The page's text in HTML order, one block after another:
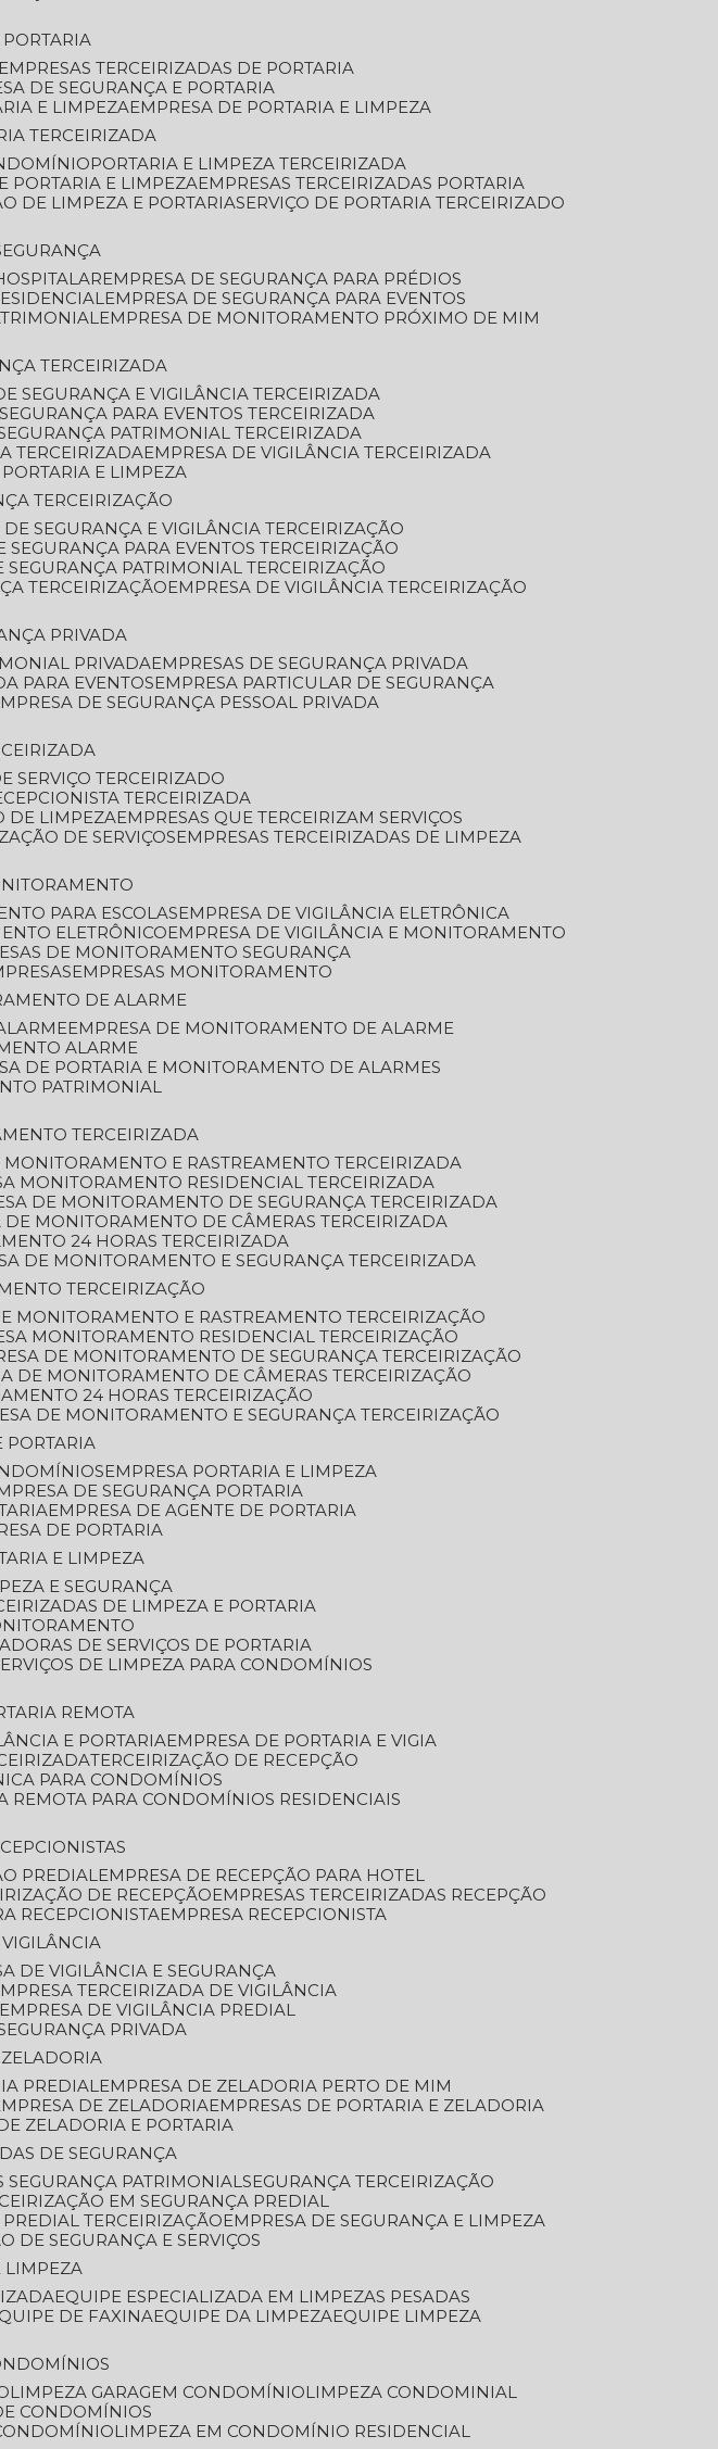
PORTARIA
EMPRESAS TERCEIRIZADAS DE PORTARIA
DE SEGURANÇA E PORTARIA
E LIMPEZA
EMPRESA DE PORTARIA E LIMPEZA
TERCEIRIZADA
PORTARIA E LIMPEZA TERCEIRIZADA
PORTARIA E LIMPEZA
EMPRESAS TERCEIRIZADAS PORTARIA
DE LIMPEZA E PORTARIA SERVIÇO DE PORTARIA TERCEIRIZADO
EMPRESA DE SEGURANÇA PARA PRÉDIOS
EMPRESA DE SEGURANÇA PARA EVENTOS
EMPRESA DE MONITORAMENTO PRÓXIMO DE MIM
TERCEIRIZADA
SEGURANÇA E VIGILÂNCIA TERCEIRIZADA
SEGURANÇA PARA EVENTOS TERCEIRIZADA
SEGURANÇA PATRIMONIAL TERCEIRIZADA
TERCEIRIZADA
EMPRESA DE VIGILÂNCIA TERCEIRIZADA
PORTARIA E LIMPEZA
TERCEIRIZAÇÃO
DE SEGURANÇA E VIGILÂNCIA TERCEIRIZAÇÃO
SEGURANÇA PARA EVENTOS TERCEIRIZAÇÃO
SEGURANÇA PATRIMONIAL TERCEIRIZAÇÃO
TERCEIRIZAÇÃO
EMPRESA DE VIGILÂNCIA TERCEIRIZAÇÃO
PRIVADA
PRIVADA
EMPRESAS DE SEGURANÇA PRIVADA
PARA EVENTOS
EMPRESA PARTICULAR DE SEGURANÇA
EMPRESA DE SEGURANÇA PESSOAL PRIVADA
SERVIÇO TERCEIRIZADO
TERCEIRIZADA
DE LIMPEZA
EMPRESAS QUE TERCEIRIZAM SERVIÇOS
DE SERVIÇOS
EMPRESAS TERCEIRIZADAS DE LIMPEZA
PARA ESCOLAS
EMPRESA DE VIGILÂNCIA ELETRÔNICA
ELETRÔNICO
EMPRESA DE VIGILÂNCIA E MONITORAMENTO
DE MONITORAMENTO SEGURANÇA
EMPRESAS MONITORAMENTO
DE ALARME
EMPRESA DE MONITORAMENTO DE ALARME
ALARME
DE PORTARIA E MONITORAMENTO DE ALARMES
PATRIMONIAL
TERCEIRIZADA
MONITORAMENTO E RASTREAMENTO TERCEIRIZADA
MONITORAMENTO RESIDENCIAL TERCEIRIZADA
DE MONITORAMENTO DE SEGURANÇA TERCEIRIZADA
DE MONITORAMENTO DE CÂMERAS TERCEIRIZADA
24 HORAS TERCEIRIZADA
DE MONITORAMENTO E SEGURANÇA TERCEIRIZADA
TERCEIRIZAÇÃO
MONITORAMENTO E RASTREAMENTO TERCEIRIZAÇÃO
MONITORAMENTO RESIDENCIAL TERCEIRIZAÇÃO
DE MONITORAMENTO DE SEGURANÇA TERCEIRIZAÇÃO
DE MONITORAMENTO DE CÂMERAS TERCEIRIZAÇÃO
24 HORAS TERCEIRIZAÇÃO
DE MONITORAMENTO E SEGURANÇA TERCEIRIZAÇÃO
PORTARIA
EMPRESA PORTARIA E LIMPEZA
DE SEGURANÇA PORTARIA
EMPRESA DE AGENTE DE PORTARIA
DE PORTARIA
E LIMPEZA
E SEGURANÇA
DE LIMPEZA E PORTARIA
DE SERVIÇOS DE PORTARIA
DE LIMPEZA PARA CONDOMÍNIOS
REMOTA
E PORTARIA
EMPRESA DE PORTARIA E VIGIA
TERCEIRIZAÇÃO DE RECEPÇÃO
PARA CONDOMÍNIOS
REMOTA PARA CONDOMÍNIOS RESIDENCIAIS
PREDIAL
EMPRESA DE RECEPÇÃO PARA HOTEL
DE RECEPÇÃO
EMPRESAS TERCEIRIZADAS RECEPÇÃO
RECEPCIONISTA
EMPRESA RECEPCIONISTA
VIGILÂNCIA
DE VIGILÂNCIA E SEGURANÇA
EMPRESA TERCEIRIZADA DE VIGILÂNCIA
EMPRESA DE VIGILÂNCIA PREDIAL
PRIVADA
ZELADORIA
PREDIAL
EMPRESA DE ZELADORIA PERTO DE MIM
EMPRESA DE ZELADORIA
EMPRESAS DE PORTARIA E ZELADORIA
DE ZELADORIA E PORTARIA
DE SEGURANÇA
SEGURANÇA PATRIMONIAL SEGURANÇA TERCEIRIZAÇÃO
EM SEGURANÇA PREDIAL
PREDIAL TERCEIRIZAÇÃO
EMPRESA DE SEGURANÇA E LIMPEZA
DE SEGURANÇA E SERVIÇOS
LIMPEZA
EQUIPE ESPECIALIZADA EM LIMPEZAS PESADAS
EQUIPE DE FAXINA EQUIPE DA LIMPEZA EQUIPE LIMPEZA
LIMPEZA GARAGEM CONDOMÍNIO
LIMPEZA CONDOMINIAL
CONDOMÍNIOS
LIMPEZA EM CONDOMÍNIO RESIDENCIAL